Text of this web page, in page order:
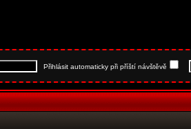
Přihlásit automaticky při příští návštěvě